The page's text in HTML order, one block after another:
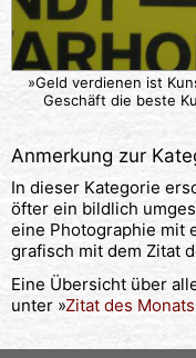
»Geld verdienen ist
Geschäft die beste
Anmerkung zur
In dieser Kategorie
öfter ein bildlich
eine Photographie mit
grafisch mit dem Zitat
Eine Übersicht über
unter »Zitat des Monats